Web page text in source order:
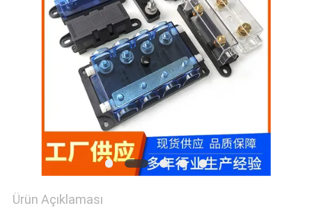
HARITASI
PRIVACY
Ürün Açıklaması